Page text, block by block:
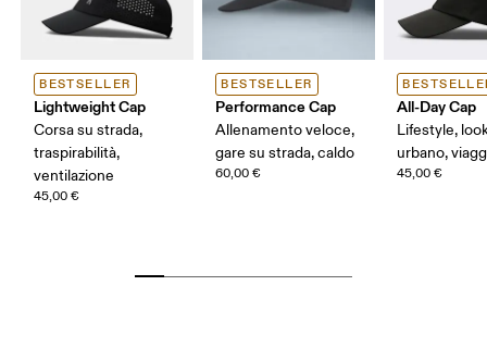
BESTSELLER
Lightweight Cap
Corsa su strada,
traspirabilità,
ventilazione
45,00 €
BESTSELLER
Performance Cap
Allenamento veloce,
gare su strada, caldo
60,00 €
All-Day Cap
Lifestyle,
urbano,
45,00 €